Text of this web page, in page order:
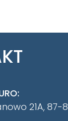
21A, 87-